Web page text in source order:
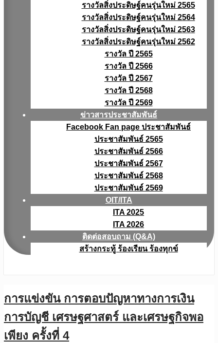
รางวัลสิ่งประดิษฐ์คนรุ่นใหม่ 2565
รางวัลสิ่งประดิษฐ์คนรุ่นใหม่ 2564
รางวัลสิ่งประดิษฐ์คนรุ่นใหม่ 2563
รางวัลสิ่งประดิษฐ์คนรุ่นใหม่ 2562
รางวัล ปี 2565
รางวัล ปี 2566
รางวัล ปี 2567
รางวัล ปี 2568
รางวัล ปี 2569
ข่าวสารประชาสัมพันธ์
Facebook Fan page ประชาสัมพันธ์
ประชาสัมพันธ์ 2565
ประชาสัมพันธ์ 2566
ประชาสัมพันธ์ 2567
ประชาสัมพันธ์ 2568
ประชาสัมพันธ์ 2569
OIT/ITA
ITA 2025
ITA 2026
ติดต่อสอบถาม (Q&A)
สร้างกระทู้ ร้องเรียน ร้องทุกข์
การแข่งขัน การตอบปัญหาทางการเงิน
การบัญชี เศรษฐศาสตร์ และเศรษฐกิจพอ
เพียง ครั้งที่ 4